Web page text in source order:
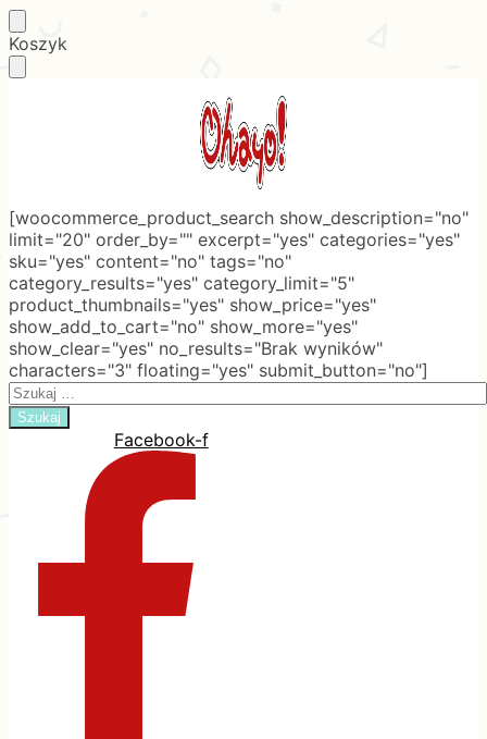
Skip
to
Skip
to
Koszyk
[woocommerce_product_search show_description="no"
limit="20" order_by="" excerpt="yes" categories="yes"
sku="yes" content="no" tags="no"
category_results="yes" category_limit="5"
product_thumbnails="yes" show_price="yes"
show_add_to_cart="no" show_more="yes"
show_clear="yes" no_results="Brak wyników"
characters="3" floating="yes" submit_button="no"]
Search
for:
Facebook-f